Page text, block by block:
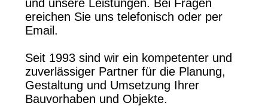
und unsere Leistungen. Bei Fragen
ereichen Sie uns telefonisch oder per
Email.
Seit 1993 sind wir ein kompetenter und
zuverlässiger Partner für die Planung,
Gestaltung und Umsetzung Ihrer
Bauvorhaben und Objekte.